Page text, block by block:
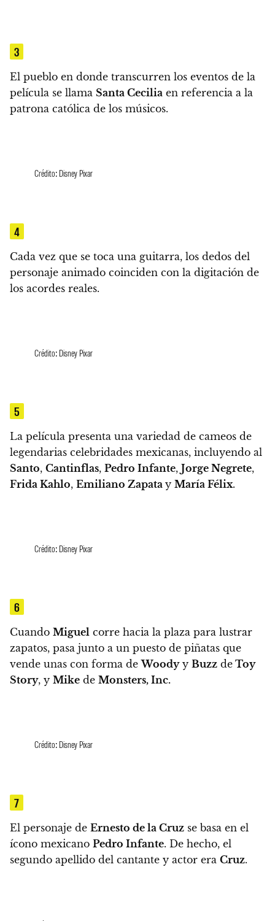
3
El pueblo en donde transcurren los eventos de la
película se llama Santa Cecilia en referencia a la
patrona católica de los músicos.
Crédito: Disney Pixar
4
Cada vez que se toca una guitarra, los dedos del
personaje animado coinciden con la digitación de
los acordes reales.
Crédito: Disney Pixar
5
La película presenta una variedad de cameos de
legendarias celebridades mexicanas, incluyendo al
Santo, Cantinflas, Pedro Infante, Jorge Negrete,
Frida Kahlo, Emiliano Zapata y María Félix.
Crédito: Disney Pixar
6
Cuando Miguel corre hacia la plaza para lustrar
zapatos, pasa junto a un puesto de piñatas que
vende unas con forma deWoodyy Buzz de Toy
Story, y Mike de Monsters, Inc.
Crédito: Disney Pixar
7
El personaje de Ernesto de la Cruz se basa en el
ícono mexicano Pedro Infante. De hecho, el
segundo apellido del cantante y actor era Cruz.